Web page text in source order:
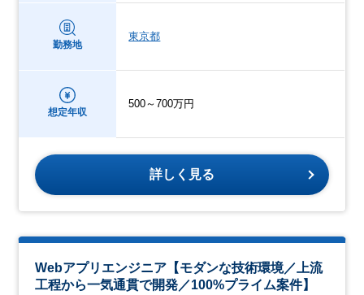
勤務地
東京都
想定年収
500～700万円
詳しく見る
Webアプリエンジニア【モダンな技術環境／上流
工程から一気通貫で開発／100%プライム案件】